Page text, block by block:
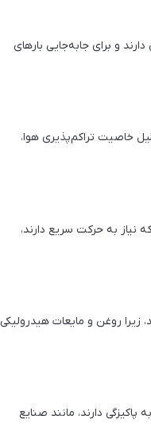
و برای جابه‌جایی بارهای
خاصیت تراکم‌پذیری هوا،
نیاز به حرکت سریع دارند،
روغن و مایعات هیدرولیکی
دارند، مانند صنایع